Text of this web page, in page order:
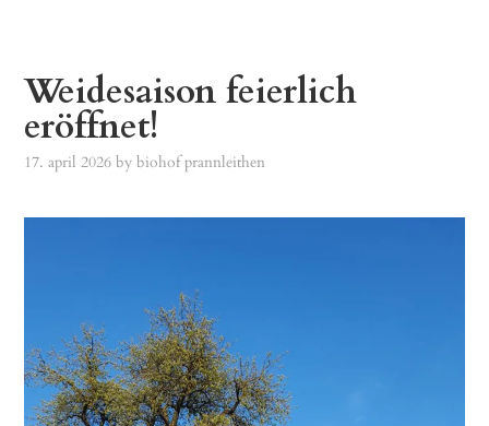
Weidesaison feierlich
eröffnet!
17. april 2026 bybiohof prannleithen